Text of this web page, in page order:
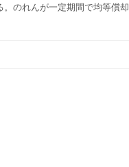
のれんが一定期間で均等償却